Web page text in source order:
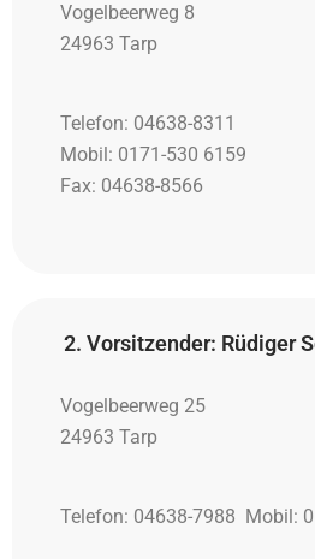
Vogelbeerweg 8
24963 Tarp
Telefon: 04638-8311
Mobil: 0171-530 6159
Fax: 04638-8566
2. Vorsitzender: Rüdiger
Vogelbeerweg 25
24963 Tarp
Telefon: 04638-7988 Mobil: